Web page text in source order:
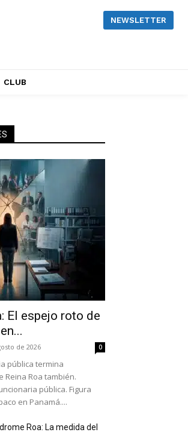
NEWSLETTER
CLUB
El espejo roto de
de 2026 0
pública termina
Reina Roa también.
pública. Figura
en Panamá....
Roa: La medida del